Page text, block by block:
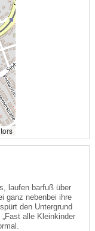
laufen barfuß über
ganz nebenbei ihre
den Untergrund
alle Kleinkinder